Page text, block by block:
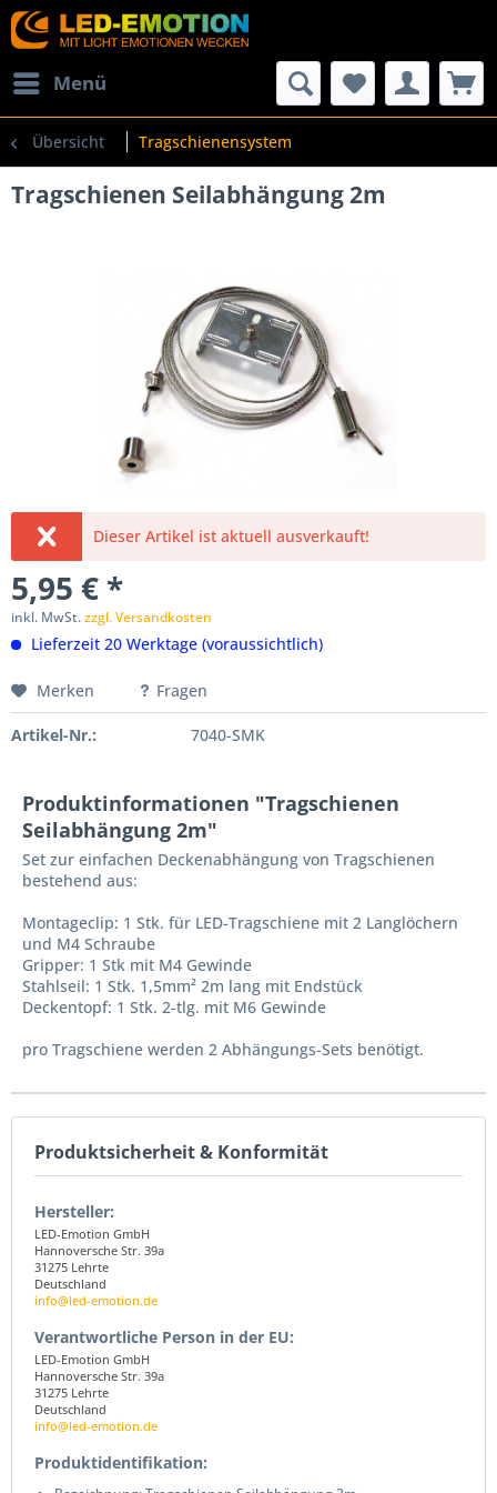
Menü
Übersicht Tragschienensystem
Tragschienen Seilabhängung 2m
Dieser Artikel ist aktuell ausverkauft!
5,95 € *
inkl. MwSt.zzgl. Versandkosten
Lieferzeit 20 Werktage (voraussichtlich)
Merken Fragen
Artikel-Nr.: 7040-SMK
Produktinformationen "Tragschienen
Seilabhängung 2m"
Set zur einfachen Deckenabhängung von Tragschienen
bestehend aus:
Montageclip: 1 Stk. für LED-Tragschiene mit 2 Langlöchern
und M4 Schraube
Gripper: 1 Stk mit M4 Gewinde
Stahlseil: 1 Stk. 1,5mm² 2m lang mit Endstück
Deckentopf: 1 Stk. 2-tlg. mit M6 Gewinde
pro Tragschiene werden 2 Abhängungs-Sets benötigt.
Produktsicherheit & Konformität
Hersteller:
LED-Emotion GmbH
Hannoversche Str. 39a
31275 Lehrte
Deutschland
info@led-emotion.de
Verantwortliche Person in der EU:
LED-Emotion GmbH
Hannoversche Str. 39a
31275 Lehrte
Deutschland
info@led-emotion.de
Produktidentifikation: